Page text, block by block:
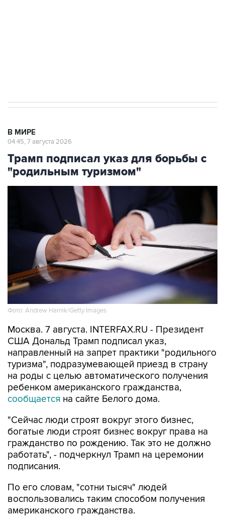
В МИРЕ
04:45, 7 августа 2026
Трамп подписал указ для борьбы с
"родильным туризмом"
Фото: Andrew Harnik/Getty Images
Москва. 7 августа. INTERFAX.RU - Президент
США Дональд Трамп подписал указ,
направленный на запрет практики "родильного
туризма", подразумевающей приезд в страну
на роды с целью автоматического получения
ребенком американского гражданства,
сообщается на сайте Белого дома.
"Сейчас люди строят вокруг этого бизнес,
богатые люди строят бизнес вокруг права на
гражданство по рождению. Так это не должно
работать", - подчеркнул Трамп на церемонии
подписания.
По его словам, "сотни тысяч" людей
воспользовались таким способом получения
американского гражданства.